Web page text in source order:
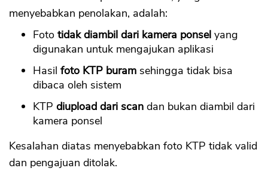
menyebabkan penolakan, adalah:
Foto tidak diambil dari kamera ponsel yang
digunakan untuk mengajukan aplikasi
Hasil foto KTP buram sehingga tidak bisa
dibaca oleh sistem
KTP diupload dari scan dan bukan diambil dari
kamera ponsel
Kesalahan diatas menyebabkan foto KTP tidak valid
dan pengajuan ditolak.